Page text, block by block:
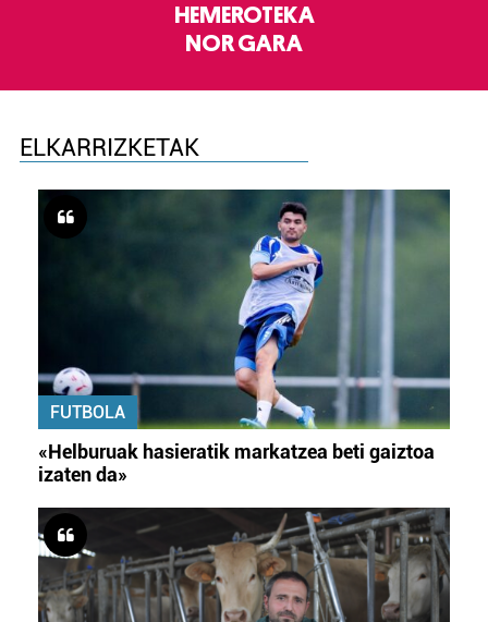
HEMEROTEKA
NOR GARA
ELKARRIZKETAK
FUTBOLA
«Helburuak hasieratik markatzea beti gaiztoa
izaten da»